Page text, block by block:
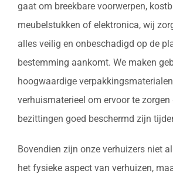
gaat om breekbare voorwerpen,
meubelstukken of elektronica, wij
alles veilig en onbeschadigd op de
bestemming aankomt. We maken
hoogwaardige
verhuismaterieel om ervoor te
bezittingen goed beschermd zijn
Bovendien zijn onze verhuizers niet
het fysieke aspect van verhuizen,